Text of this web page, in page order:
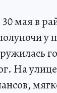
мая в
у
На